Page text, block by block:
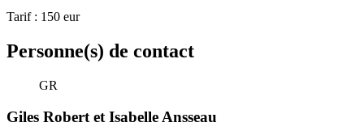
Tarif : 150 eur
Personne(s) de contact
GR
Giles Robert et Isabelle Ansseau